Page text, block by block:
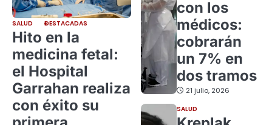
SALUD DESTACADAS
Hito en la
medicina fetal:
el Hospital
Garrahan realiza
con éxito su
con los
médicos:
cobrarán
un 7% en
dos tramos
21 julio, 2026
SALUD